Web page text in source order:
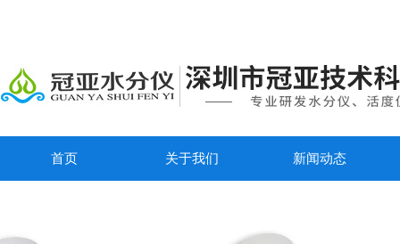
首页 关于我们 新闻动态